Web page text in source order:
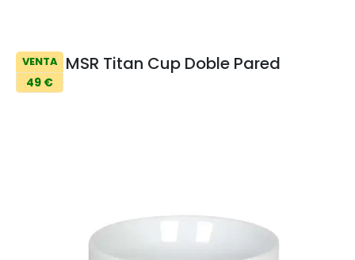
VENTA
49 €
MSR Titan Cup Doble Pared